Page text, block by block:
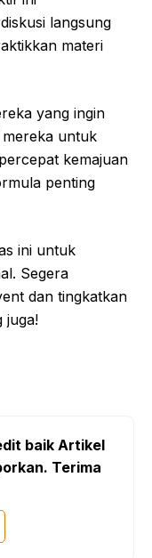
langsung
materi
yang ingin
untuk
kemajuan
penting
ini untuk
Segera
dan tingkatkan
juga!
baik Artikel
Terima